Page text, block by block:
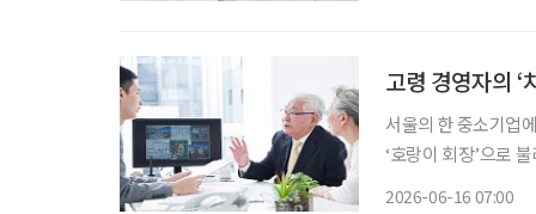
고령 경영자의 ‘
서울의 한 중소기업
‘호랑이 회장’으로
2026-06-16 07:00